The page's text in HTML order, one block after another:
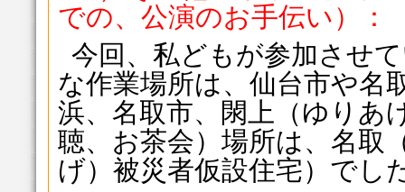
での、公演のお手伝い）：
今回、私どもが参加させ
な作業場所は、仙台市や名
浜、名取市、閖上（ゆりあ
聴、お茶会）場所は、名取
げ）被災者仮設住宅）でし